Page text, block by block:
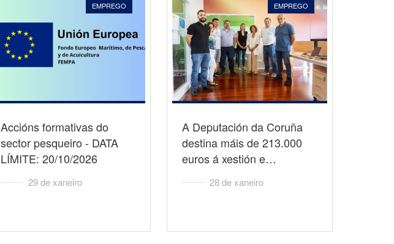
EMPREGO
Accións formativas do
sector pesqueiro - DATA
LÍMITE: 20/10/2026
29 de xaneiro
EMPREGO
A Deputación da Coruña
destina máis de 213.000
euros á xestión e…
28 de xaneiro